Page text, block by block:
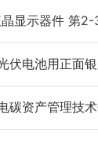
显示器件 第
伏电池用正面
碳资产管理技